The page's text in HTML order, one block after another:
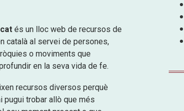
és un lloc web de recursos de
català al servei de persones,
o moviments que
en la seva vida de fe.
recursos diversos perquè
pugui trobar allò que més